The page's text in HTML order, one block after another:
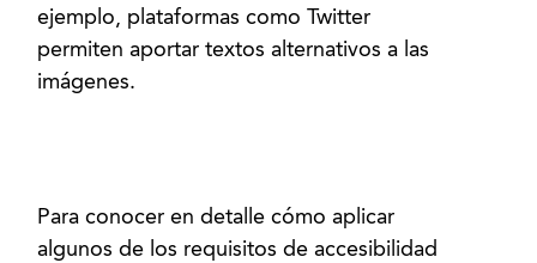
ejemplo, plataformas como Twitter
permiten aportar textos alternativos a las
imágenes.
Para conocer en detalle cómo aplicar
algunos de los requisitos de accesibilidad